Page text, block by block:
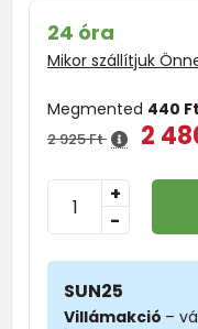
24 óra
Mikor szállítjuk
Megmented 440 Ft
2 925 Ft 2
-
+
SUN25
Villámakció –